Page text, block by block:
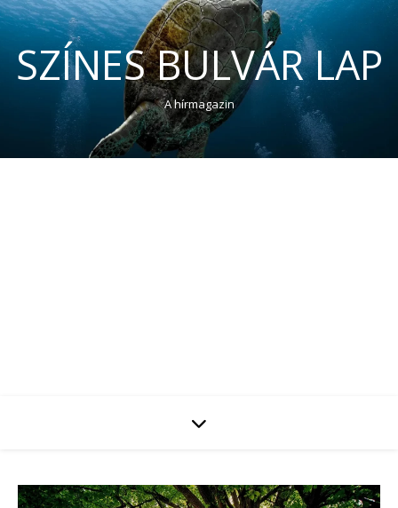
SZÍNES BULVÁR LAP
A hírmagazin